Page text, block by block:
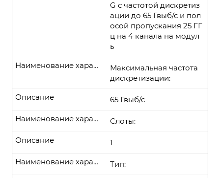
G с частотой дискретиз
ации до 65 Гвыб/с и пол
осой пропускания 25 ГГ
ц на 4 канала на модул
ь
Максимальная частота
дискретизации:
Наименование характеристики
65 Гвыб/с
Описание
Слоты:
Наименование характеристики
1
Описание
Тип:
Наименование характеристики